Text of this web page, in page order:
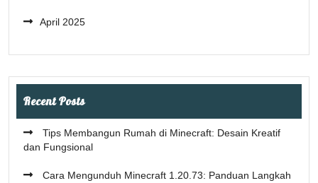
April 2025
Recent Posts
Tips Membangun Rumah di Minecraft: Desain Kreatif
dan Fungsional
Cara Mengunduh Minecraft 1.20.73: Panduan Langkah